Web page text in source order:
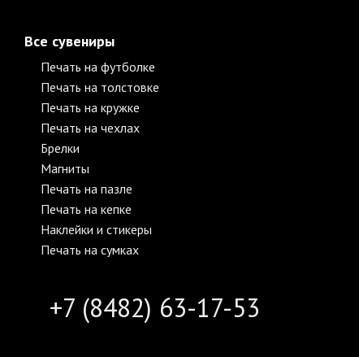
Все сувениры
Печать на футболке
Печать на толстовке
Печать на кружке
Печать на чехлах
Брелки
Магниты
Печать на пазле
Печать на кепке
Наклейки и стикеры
Печать на сумках
+7 (8482) 63-17-53